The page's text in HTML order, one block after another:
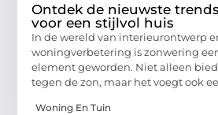
Ontdek de nieuwste
voor een stijlvol huis
In de wereld van interieurontwerp
woningverbetering is zonwering
element geworden. Niet alleen
tegen de zon, maar het voegt ook
Woning En Tuin